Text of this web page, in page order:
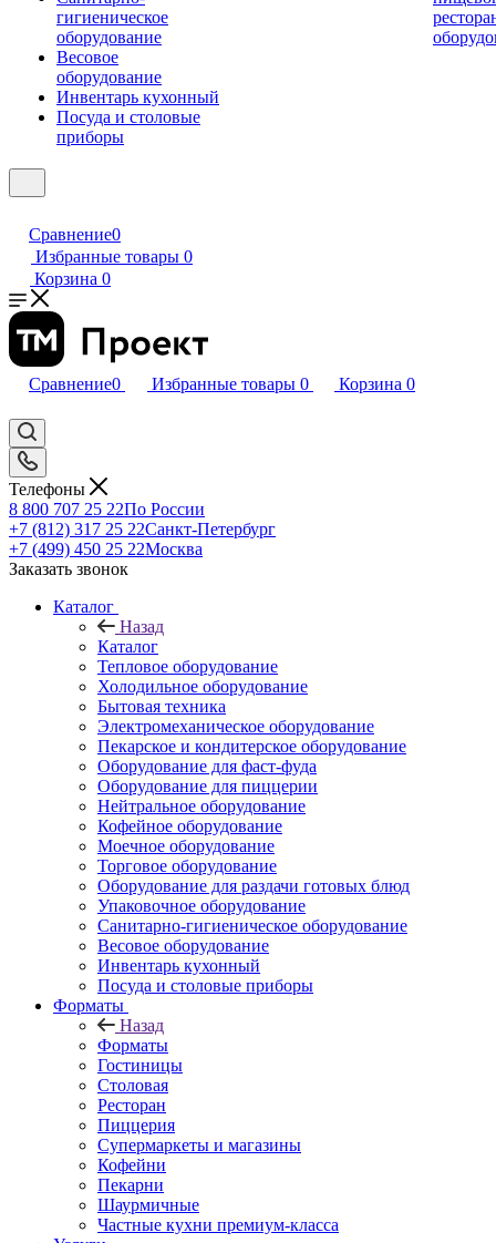
гигиеническое
оборудование
Весовое
оборудование
Инвентарь кухонный
Посуда и столовые
приборы
Сравнение0
Избранные товары 0
Корзина 0
Сравнение0 Избранные товары 0 Корзина 0
Телефоны
8 800 707 25 22По России
+7 (812) 317 25 22Санкт-Петербург
+7 (499) 450 25 22Москва
Заказать звонок
Каталог
Назад
Каталог
Тепловое оборудование
Холодильное оборудование
Бытовая техника
Электромеханическое оборудование
Пекарское и кондитерское оборудование
Оборудование для фаст-фуда
Оборудование для пиццерии
Нейтральное оборудование
Кофейное оборудование
Моечное оборудование
Торговое оборудование
Оборудование для раздачи готовых блюд
Упаковочное оборудование
Санитарно-гигиеническое оборудование
Весовое оборудование
Инвентарь кухонный
Посуда и столовые приборы
Форматы
Назад
Форматы
Гостиницы
Столовая
Ресторан
Пиццерия
Супермаркеты и магазины
Кофейни
Пекарни
Шаурмичные
Частные кухни премиум-класса